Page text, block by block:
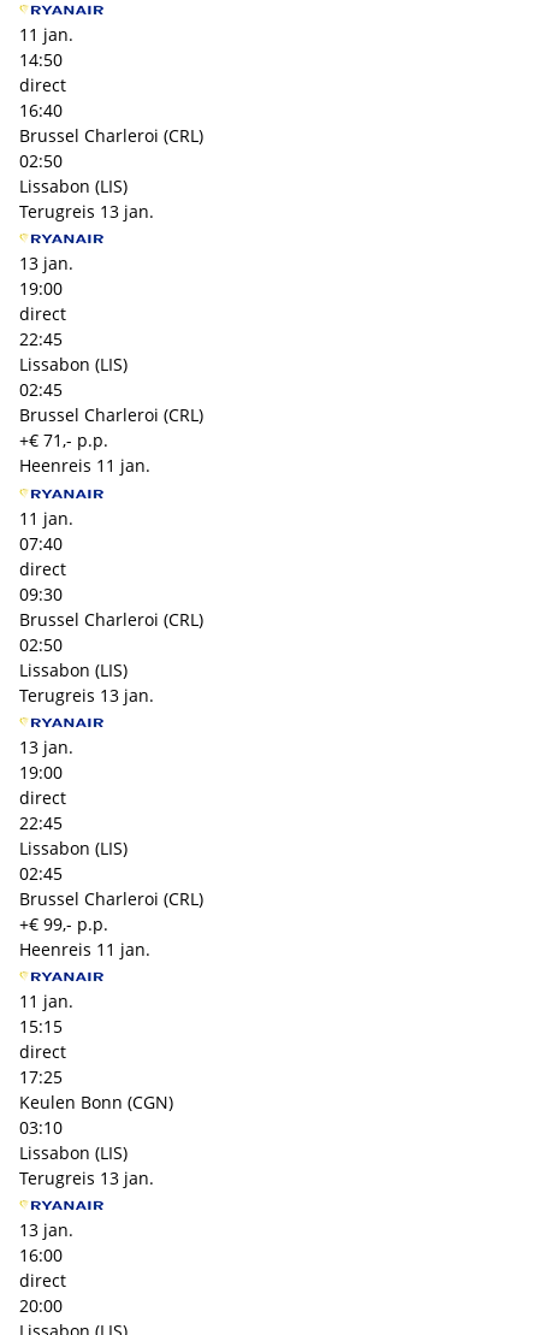
11 jan.
14:50
direct
16:40
Brussel Charleroi (CRL)
02:50
Lissabon (LIS)
Terugreis 13 jan.
13 jan.
19:00
direct
22:45
Lissabon (LIS)
02:45
Brussel Charleroi (CRL)
+€ 71,- p.p.
Heenreis 11 jan.
11 jan.
07:40
direct
09:30
Brussel Charleroi (CRL)
02:50
Lissabon (LIS)
Terugreis 13 jan.
13 jan.
19:00
direct
22:45
Lissabon (LIS)
02:45
Brussel Charleroi (CRL)
+€ 99,- p.p.
Heenreis 11 jan.
11 jan.
15:15
direct
17:25
Keulen Bonn (CGN)
03:10
Lissabon (LIS)
Terugreis 13 jan.
13 jan.
16:00
direct
20:00